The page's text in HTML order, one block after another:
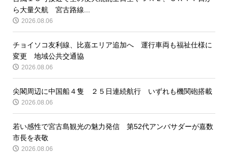
ら大量欠航 宮古路線...
2026.08.06
チョイソコ友利線、比嘉エリア追加へ 運行車両も福祉仕様に
変更 地域公共交通協
2026.08.06
尖閣周辺に中国船４隻 ２５日連続航行 いずれも機関砲搭載
2026.08.06
若い感性で宮古島観光の魅力発信 第52代アンバサダーが嘉数
市長を表敬
2026.08.06